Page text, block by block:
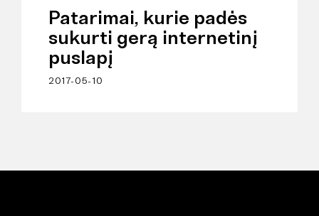
Patarimai, kurie padės
sukurti gerą internetinį
puslapį
2017-05-10